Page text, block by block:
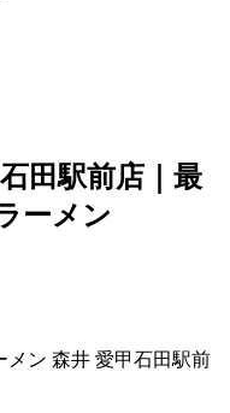
田駅前店｜最
ーメン
ン 森井 愛甲石田駅前